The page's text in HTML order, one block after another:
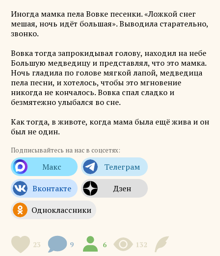
Иногда мамка пела Вовке песенки. «Ложкой снег
мешая, ночь идёт большая». Выводила старательно,
звонко.
Вовка тогда запрокидывал голову, находил на небе
Большую медведицу и представлял, что это мамка.
Ночь гладила по голове мягкой лапой, медведица
пела песни, и хотелось, чтобы это мгновение
никогда не кончалось. Вовка спал сладко и
безмятежно улыбался во сне.
Как тогда, в животе, когда мама была ещё жива и он
был не один.
Подписывайтесь на нас в соцсетях:
23 9 6 132